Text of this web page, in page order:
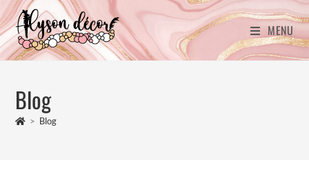
MENU
Blog
> Blog